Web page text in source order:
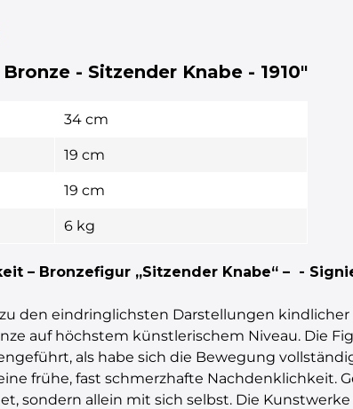
- Sitzender Knabe - 1910"
34 cm
19 cm
19 cm
6 kg
– Bronzefigur „Sitzender Knabe“ – -
den eindringlichsten Darstellungen
auf höchstem künstlerischem Niveau. Die
als habe sich die Bewegung
frühe, fast schmerzhafte Nachdenklichkeit.
sondern allein mit sich selbst. Die